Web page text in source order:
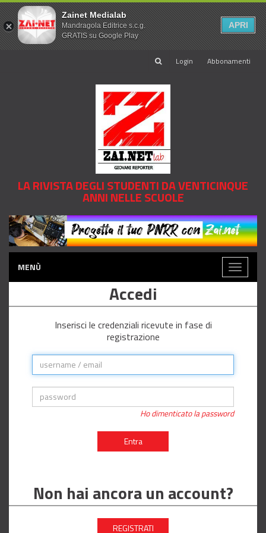
Login Abbonamenti
LA RIVISTA DEGLI STUDENTI DA VENTICINQUE
ANNI NELLE SCUOLE
MENÙ
Toggle
Accedi
Inserisci le credenziali ricevute in fase di
registrazione
Ho dimenticato la password
Entra
Non hai ancora un account?
REGISTRATI
Zainet Medialab
Mandragola Editrice s.c.g.
GRATIS su Google Play
APRI